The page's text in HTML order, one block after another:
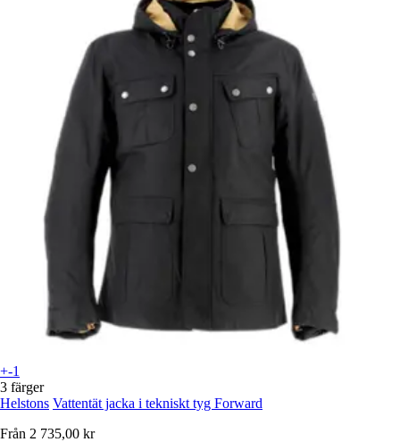
+-1
3 färger
Helstons Vattentät jacka i tekniskt tyg Forward
Från 2 735,00 kr